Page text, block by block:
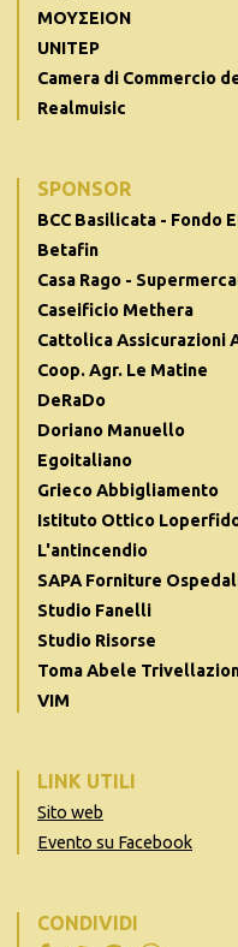
ΜΟΥΣΕΙΟΝ
UNITEP
Camera di Commercio
Realmuisic
SPONSOR
BCC Basilicata - Fondo
Betafin
Casa Rago -
Caseificio Methera
Cattolica Assicurazioni
Coop. Agr. Le Matine
DeRaDo
Doriano Manuello
Egoitaliano
Grieco Abbigliamento
Istituto Ottico
L'antincendio
SAPA Forniture
Studio Fanelli
Studio Risorse
Toma Abele
VIM
LINK UTILI
Sito web
Evento su Facebook
CONDIVIDI